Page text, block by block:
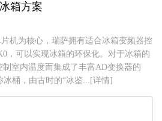
箱方案
机为核心，瑞萨拥有适合冰箱变频器控
，可以实现冰箱的环保化。对于冰箱的
室内温度而集成了丰富AD变换器的
冰桶，由古时的“冰鉴...[详情]